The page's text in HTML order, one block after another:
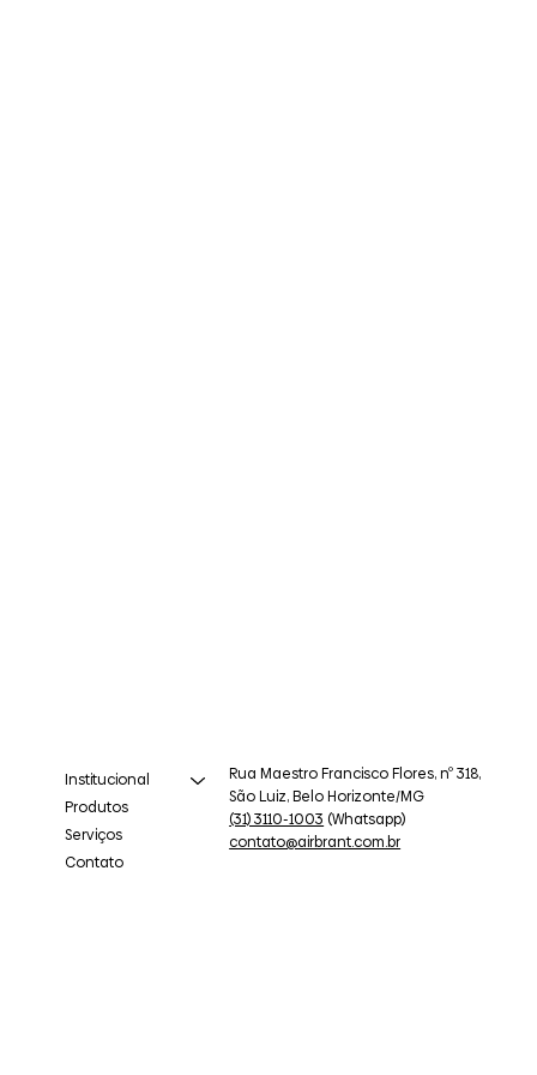
Institucional
Produtos
Serviços
Contato
Rua Maestro Francisco Flores, nº 318,
São Luiz, Belo Horizonte/MG
(31) 3110-1003 (Whatsapp)
contato@airbrant.com.br